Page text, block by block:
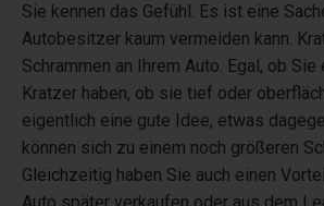
Sie kennen das Gefühl. Es ist eine
Autobesitzer kaum vermeiden kann.
Schrammen an Ihrem Auto. Egal, ob
Kratzer haben, ob sie tief oder
eigentlich eine gute Idee, etwas
können sich zu einem noch größeren
Gleichzeitig haben Sie auch einen